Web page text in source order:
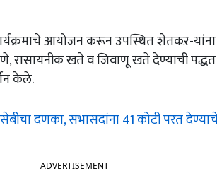
आयोजन करून उपस्थित शेतकऱ-यांना
रासायनीक खते व जिवाणू खते देण्याची
केले.
सेबीचा दणका, सभासदांना 41 कोटी परत